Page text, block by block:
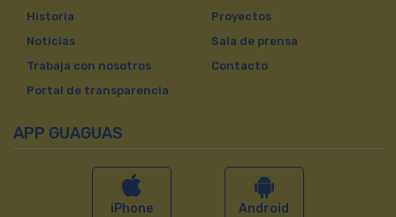
Historia
Noticias
Trabaja con nosotros
Portal de transparencia
Proyectos
Sala de prensa
Contacto
APP GUAGUAS
iPhone Android